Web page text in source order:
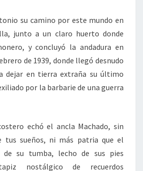
su camino por este mundo en
junto a un claro huerto donde
y concluyó la andadura en
de 1939, donde llegó desnudo
dejar en tierra extraña su último
por la barbarie de una guerra
echó el ancla Machado, sin
tus sueños, ni más patria que el
de su tumba, lecho de sus pies
nostálgico de recuerdos